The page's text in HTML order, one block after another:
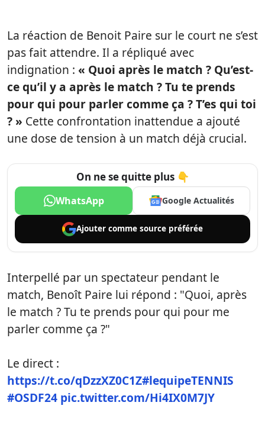
La réaction de Benoit Paire sur le court ne s’est
pas fait attendre. Il a répliqué avec
indignation : « Quoi après le match ? Qu’est-
ce qu’il y a après le match ? Tu te prends
pour qui pour parler comme ça ? T’es qui toi
? » Cette confrontation inattendue a ajouté
une dose de tension à un match déjà crucial.
On ne se quitte plus 👇
WhatsApp Google Actualités
Ajouter comme source préférée
Interpellé par un spectateur pendant le
match, Benoît Paire lui répond : "Quoi, après
le match ? Tu te prends pour qui pour me
parler comme ça ?"
Le direct :
https://t.co/qDzzXZ0C1Z#lequipeTENNIS
#OSDF24 pic.twitter.com/Hi4IX0M7JY